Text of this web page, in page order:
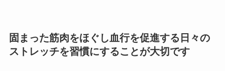
固まった筋肉をほぐし血行を促進する日々の
ストレッチを習慣にすることが大切です